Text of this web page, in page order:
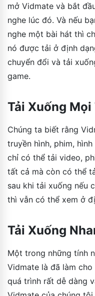
mở Vidmate và bắt
nghe lúc đó. Và nếu
nghe một bài hát thì
nó được tải ở định
chuyển đổi và tải
game.
Tải Xuống
Chúng ta biết rằng
truyền hình, phim,
chỉ có thể tải video,
tất cả mà còn có thể
sau khi tải xuống nếu
thì vẫn có thể xem ở
Tải Xuống
Một trong những tính
Vidmate là đã làm
quá trình rất dễ dàng